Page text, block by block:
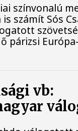
színvonalú
számít Sós
párizsi
vb: